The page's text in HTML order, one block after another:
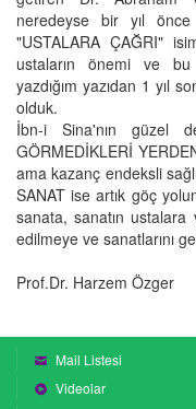
neredeyse bir yıl önce
"USTALARA ÇAĞRI"
ustaların önemi ve
yazdığım yazıdan 1 yıl
olduk.
İbn-i Sina'nın güzel
GÖRMEDİKLERİ
ama kazanç endeksli
SANAT ise artık göç
sanata, sanatın
edilmeye ve sanatlarını
Prof.Dr. Harzem Özger
Mail Listesi
Videolar